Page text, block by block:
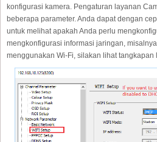
konfigurasi kamera. Pengaturan layanan
beberapa parameter. Anda dapat dengan
untuk melihat apakah Anda perlu
mengkonfigurasi informasi jaringan,
menggunakan Wi-Fi, silakan lihat tangkapan